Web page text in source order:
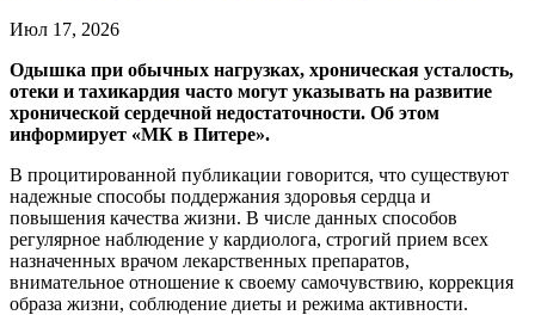
Июл 17, 2026
Одышка при обычных нагрузках, хроническая усталость,
отеки и тахикардия часто могут указывать на развитие
хронической сердечной недостаточности. Об этом
информирует «МК в Питере».
В процитированной публикации говорится, что существуют
надежные способы поддержания здоровья сердца и
повышения качества жизни. В числе данных способов
регулярное наблюдение у кардиолога, строгий прием всех
назначенных врачом лекарственных препаратов,
внимательное отношение к своему самочувствию, коррекция
образа жизни, соблюдение диеты и режима активности.